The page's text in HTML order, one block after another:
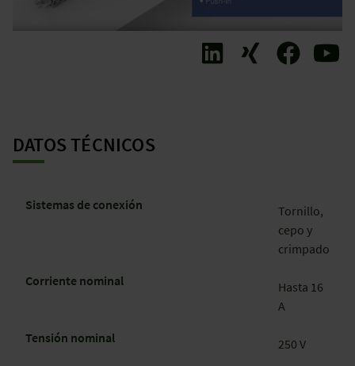
DATOS TÉCNICOS
Sistemas de conexión
Tornillo,
cepo y
crimpado
Corriente nominal
Hasta 16
A
Tensión nominal
250 V